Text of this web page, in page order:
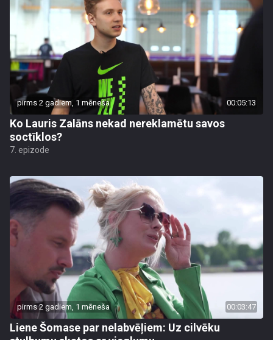
pirms 2 gadiem, 1 mēneša 00:05:13
Ko Lauris Zalāns nekad nereklamētu savos
soctīklos?
7. epizode
pirms 2 gadiem, 1 mēneša 00:03:47
Liene Šomase par nelabvēļiem: Uz cilvēku